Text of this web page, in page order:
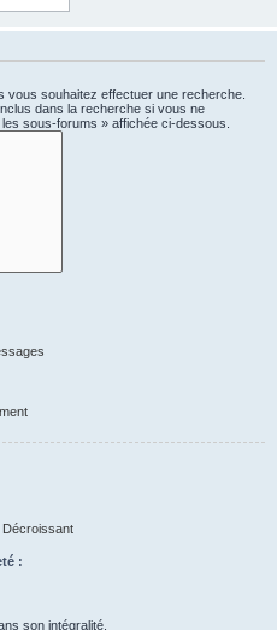
vous souhaitez effectuer une recherche.
dans la recherche si vous ne
sous-forums » affichée ci-dessous.
Décroissant
:
son intégralité.